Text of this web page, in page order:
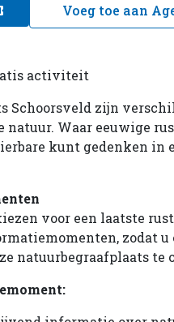
activiteit
Schoorsveld zijn
natuur. Waar eeuwige
kunt gedenken
voor een laatste
zodat
natuurbegraafplaats te